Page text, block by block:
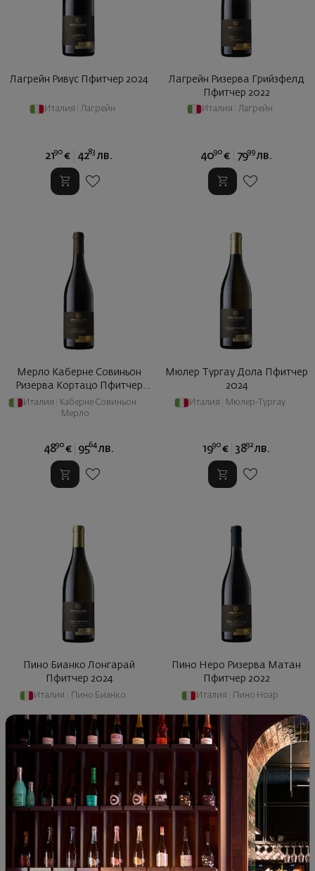
Лагрейн Ривус Пфитчер 2024
Италия Лагрейн
2190 € 4283 лв.
Лагрейн Ризерва Грийзфелд
Пфитчер 2022
Италия Лагрейн
4090 € 7999 лв.
Мерло Каберне Совиньон
Ризерва Кортацо Пфитчер
2022
Италия
Каберне Совиньон
Мерло
4890 € 9564 лв.
Мюлер Тургау Дола Пфитчер
2024
Италия Мюлер-Тургау
1990 € 3892 лв.
Пино Бианко Лонгарай
Пфитчер 2024
Италия Пино Бианко
2090 € 4088 лв.
Пино Неро Ризерва Матан
Пфитчер 2022
Италия Пино Ноар
5590 € 109 лв.